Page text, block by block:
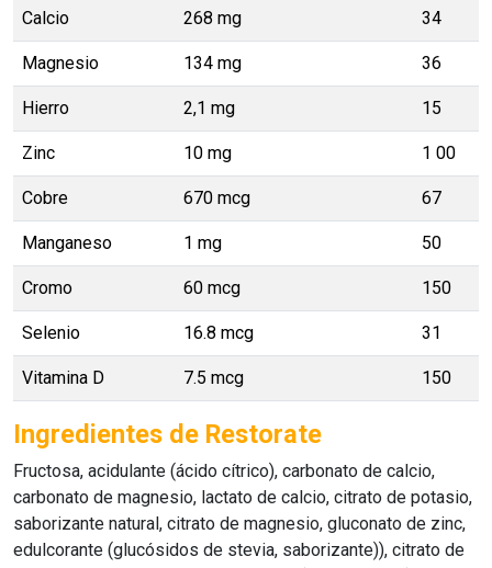
Calcio 268 mg 34
Magnesio 134 mg 36
Hierro 2,1 mg 15
Zinc 10 mg 1 00
Cobre 670 mcg 67
Manganeso 1 mg 50
Cromo 60 mcg 150
Selenio 16.8 mcg 31
Vitamina D 7.5 mcg 150
Ingredientes de Restorate
Fructosa, acidulante (ácido cítrico), carbonato de calcio,
carbonato de magnesio, lactato de calcio, citrato de potasio,
saborizante natural, citrato de magnesio, gluconato de zinc,
edulcorante (glucósidos de stevia, saborizante)), citrato de